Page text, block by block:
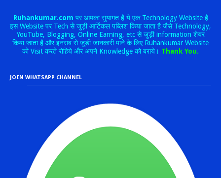
Ruhankumar.com पर आपका सुयागत है ये एक Technology Website है
इस Website पर Tech से जुड़ी आर्टिकल पब्लिश किया जाता है जैसे Technology,
YouTube, Blogging, Online Earning, etc से जुड़ी information शेयर
किया जाता है और इनसब से जुड़ी जानकारी पाने के लिए Ruhankumar Website
को Visit करते रोहिये और अपने Knowledge को बराये। Thank You.
JOIN WHATSAPP CHANNEL